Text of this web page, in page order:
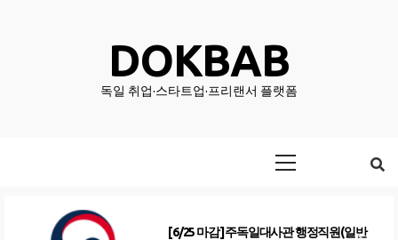
DOKBAB
독일 취업·스타트업·프리랜서 플랫폼
[6/25 마감] 주독일대사관 행정직원(일반